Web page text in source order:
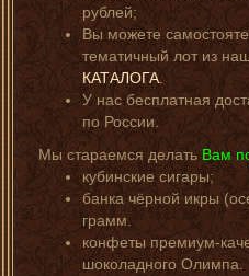
рублей;
Вы можете
тематичный лот из
КАТАЛОГА.
У нас бесплатная
по России.
Мы стараемся делатьВам
кубинские сигары;
банка чёрной икры
грамм.
конфеты премиум-
шоколадного Олимпа.